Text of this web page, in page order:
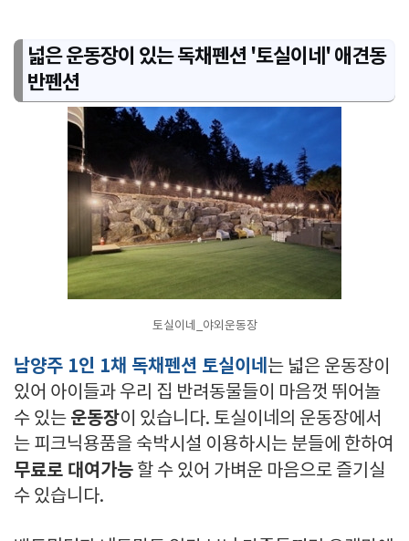
넓은 운동장이 있는 독채펜션 '토실이네' 애견동
반펜션
토실이네_야외운동장
남양주 1인 1채 독채펜션 토실이네 는 넓은 운동장이
있어 아이들과 우리 집 반려동물들이 마음껏 뛰어놀
수 있는 운동장이 있습니다. 토실이네의 운동장에서
는 피크닉용품을 숙박시설 이용하시는 분들에 한하여
무료로 대여가능 할 수 있어 가벼운 마음으로 즐기실
수 있습니다.